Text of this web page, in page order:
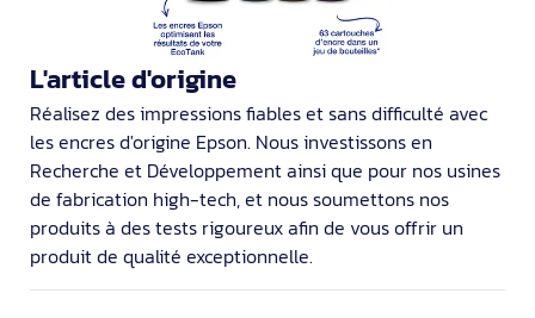
L'article d'origine
Réalisez des impressions fiables et sans difficulté avec
les encres d'origine Epson. Nous investissons en
Recherche et Développement ainsi que pour nos usines
de fabrication high-tech, et nous soumettons nos
produits à des tests rigoureux afin de vous offrir un
produit de qualité exceptionnelle.